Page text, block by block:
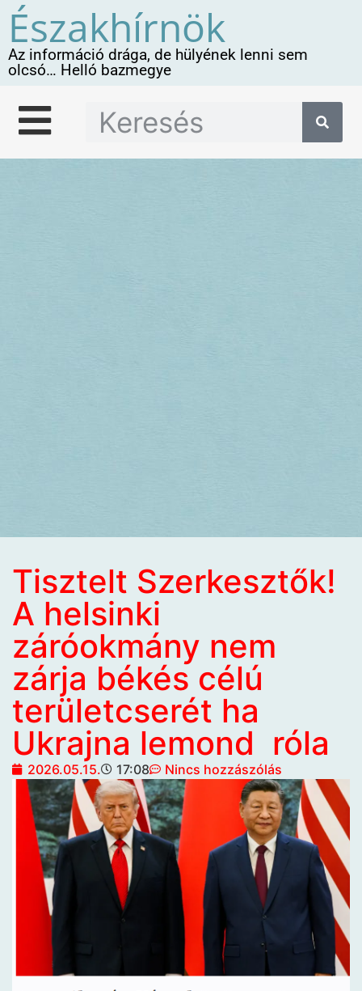
Északhírnök
Az információ drága, de hülyének lenni sem
olcsó… Helló bazmegye
Tisztelt Szerkesztők!
A helsinki
záróokmány nem
zárja békés célú
területcserét ha
Ukrajna lemond róla
2026.05.15. 17:08 Nincs hozzászólás